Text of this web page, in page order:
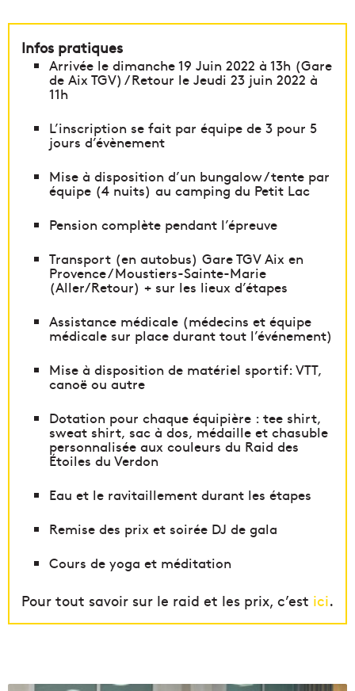
Infos pratiques
Arrivée le dimanche 19 Juin 2022 à 13h (Gare
de Aix TGV) / Retour le Jeudi 23 juin 2022 à
11h
L’inscription se fait par équipe de 3 pour 5
jours d’évènement
Mise à disposition d’un bungalow / tente par
équipe (4 nuits) au camping du Petit Lac
Pension complète pendant l’épreuve
Transport (en autobus) Gare TGV Aix en
Provence / Moustiers-Sainte-Marie
(Aller/Retour) + sur les lieux d’étapes
Assistance médicale (médecins et équipe
médicale sur place durant tout l’événement)
Mise à disposition de matériel sportif: VTT,
canoë ou autre
Dotation pour chaque équipière : tee shirt,
sweat shirt, sac à dos, médaille et chasuble
personnalisée aux couleurs du Raid des
Étoiles du Verdon
Eau et le ravitaillement durant les étapes
Remise des prix et soirée DJ de gala
Cours de yoga et méditation
Pour tout savoir sur le raid et les prix, c’est ici.